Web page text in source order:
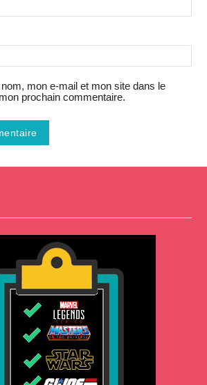
mon e-mail et mon site dans le
prochain commentaire.